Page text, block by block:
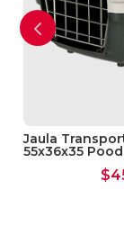
Jaula
55x36x35
$